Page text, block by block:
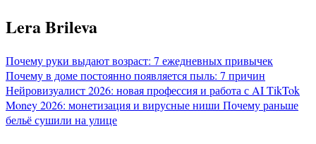
Перейти
к
Lera Brileva
Почему руки выдают возраст: 7 ежедневных привычек
Почему в доме постоянно появляется пыль: 7 причин
Нейровизуалист 2026: новая профессия и работа с AITikTok
Money 2026: монетизация и вирусные ниши Почему раньше
бельё сушили на улице